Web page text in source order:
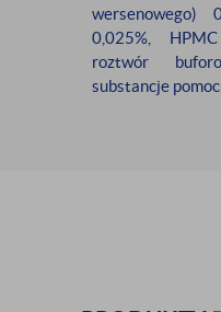
wersenowego)
0,025%,
roztwór
substancje